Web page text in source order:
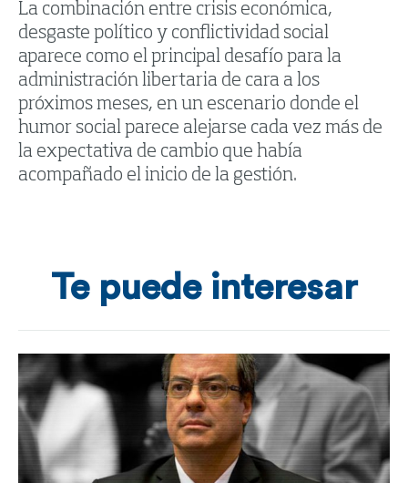
La combinación entre crisis económica,
desgaste político y conflictividad social
aparece como el principal desafío para la
administración libertaria de cara a los
próximos meses, en un escenario donde el
humor social parece alejarse cada vez más de
la expectativa de cambio que había
acompañado el inicio de la gestión.
Te puede interesar